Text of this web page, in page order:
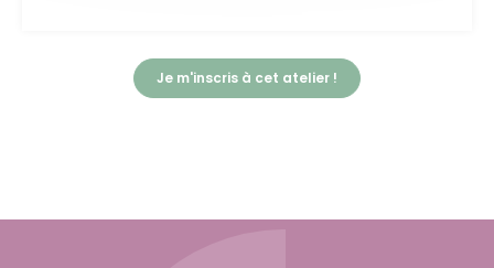
Je m'inscris à cet atelier !